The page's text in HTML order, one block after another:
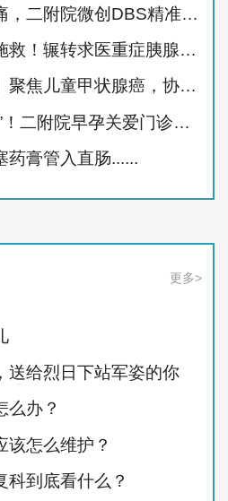
附院微创DBS精准治顽疾
转求医重症胰腺炎患者顺利痊愈
童甲状腺癌，协作组MDT护航未来
早孕关爱门诊精准呵护孕早期
药膏管入直肠......
更多>
送给烈日下站军姿的你
么办？
该怎么维护？
科到底看什么？